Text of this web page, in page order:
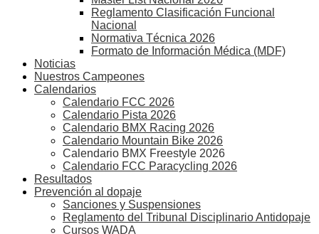
Reglamento Clasificación Funcional
Nacional
Normativa Técnica 2026
Formato de Información Médica (MDF)
Noticias
Nuestros Campeones
Calendarios
Calendario FCC 2026
Calendario Pista 2026
Calendario BMX Racing 2026
Calendario Mountain Bike 2026
Calendario BMX Freestyle 2026
Calendario FCC Paracycling 2026
Resultados
Prevención al dopaje
Sanciones y Suspensiones
Reglamento del Tribunal Disciplinario Antidopaje
Cursos WADA